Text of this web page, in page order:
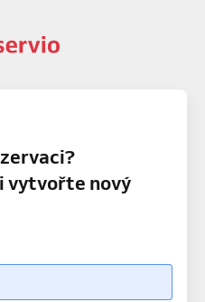
vytvořte nový